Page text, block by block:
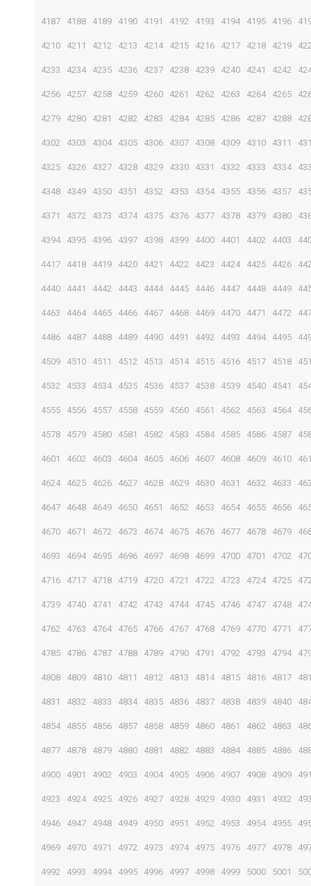
4187 4188 4189 4190 4191 4192 4193 4194 4195 4196
4210 4211 4212 4213 4214 4215 4216 4217 4218 4219
4233 4234 4235 4236 4237 4238 4239 4240 4241 4242
4256 4257 4258 4259 4260 4261 4262 4263 4264 4265
4279 4280 4281 4282 4283 4284 4285 4286 4287 4288
4302 4303 4304 4305 4306 4307 4308 4309 4310 4311
4325 4326 4327 4328 4329 4330 4331 4332 4333 4334
4348 4349 4350 4351 4352 4353 4354 4355 4356 4357
4371 4372 4373 4374 4375 4376 4377 4378 4379 4380
4394 4395 4396 4397 4398 4399 4400 4401 4402 4403
4417 4418 4419 4420 4421 4422 4423 4424 4425 4426
4440 4441 4442 4443 4444 4445 4446 4447 4448 4449
4463 4464 4465 4466 4467 4468 4469 4470 4471 4472
4486 4487 4488 4489 4490 4491 4492 4493 4494 4495
4509 4510 4511 4512 4513 4514 4515 4516 4517 4518
4532 4533 4534 4535 4536 4537 4538 4539 4540 4541
4555 4556 4557 4558 4559 4560 4561 4562 4563 4564
4578 4579 4580 4581 4582 4583 4584 4585 4586 4587
4601 4602 4603 4604 4605 4606 4607 4608 4609 4610
4624 4625 4626 4627 4628 4629 4630 4631 4632 4633
4647 4648 4649 4650 4651 4652 4653 4654 4655 4656
4670 4671 4672 4673 4674 4675 4676 4677 4678 4679
4693 4694 4695 4696 4697 4698 4699 4700 4701 4702
4716 4717 4718 4719 4720 4721 4722 4723 4724 4725
4739 4740 4741 4742 4743 4744 4745 4746 4747 4748
4762 4763 4764 4765 4766 4767 4768 4769 4770 4771
4785 4786 4787 4788 4789 4790 4791 4792 4793 4794
4808 4809 4810 4811 4812 4813 4814 4815 4816 4817
4831 4832 4833 4834 4835 4836 4837 4838 4839 4840
4854 4855 4856 4857 4858 4859 4860 4861 4862 4863
4877 4878 4879 4880 4881 4882 4883 4884 4885 4886
4900 4901 4902 4903 4904 4905 4906 4907 4908 4909
4923 4924 4925 4926 4927 4928 4929 4930 4931 4932
4946 4947 4948 4949 4950 4951 4952 4953 4954 4955
4969 4970 4971 4972 4973 4974 4975 4976 4977 4978
4992 4993 4994 4995 4996 4997 4998 4999 5000 5001